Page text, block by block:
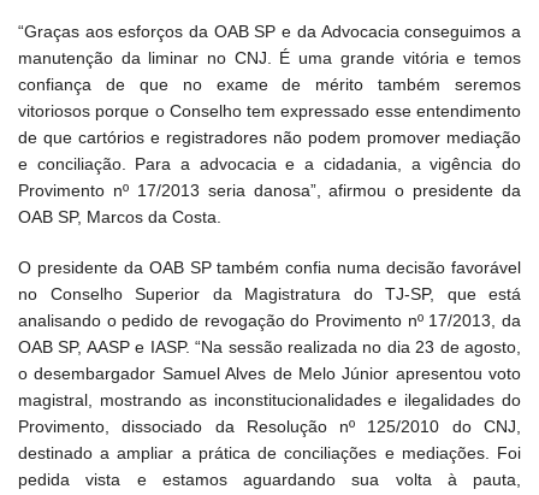
“Graças aos esforços da OAB SP e da Advocacia conseguimos a
manutenção da liminar no CNJ. É uma grande vitória e temos
confiança de que no exame de mérito também seremos
vitoriosos porque o Conselho tem expressado esse entendimento
de que cartórios e registradores não podem promover mediação
e conciliação. Para a advocacia e a cidadania, a vigência do
Provimento nº 17/2013 seria danosa”, afirmou o presidente da
OAB SP, Marcos da Costa.
O presidente da OAB SP também confia numa decisão favorável
no Conselho Superior da Magistratura do TJ-SP, que está
analisando o pedido de revogação do Provimento nº 17/2013, da
OAB SP, AASP e IASP. “Na sessão realizada no dia 23 de agosto,
o desembargador Samuel Alves de Melo Júnior apresentou voto
magistral, mostrando as inconstitucionalidades e ilegalidades do
Provimento, dissociado da Resolução nº 125/2010 do CNJ,
destinado a ampliar a prática de conciliações e mediações. Foi
pedida vista e estamos aguardando sua volta à pauta,